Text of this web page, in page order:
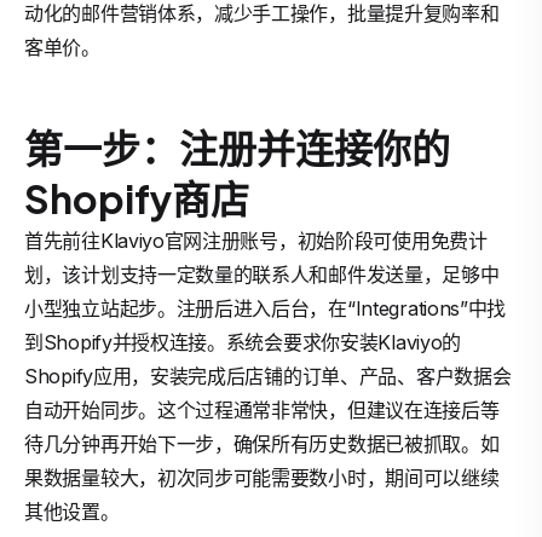
动化的邮件营销体系，减少手工操作，批量提升复购率和
客单价。
第一步：注册并连接你的
Shopify商店
首先前往Klaviyo官网注册账号，初始阶段可使用免费计
划，该计划支持一定数量的联系人和邮件发送量，足够中
小型独立站起步。注册后进入后台，在“Integrations”中找
到Shopify并授权连接。系统会要求你安装Klaviyo的
Shopify应用，安装完成后店铺的订单、产品、客户数据会
自动开始同步。这个过程通常非常快，但建议在连接后等
待几分钟再开始下一步，确保所有历史数据已被抓取。如
果数据量较大，初次同步可能需要数小时，期间可以继续
其他设置。